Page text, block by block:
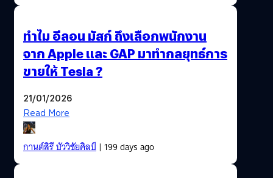
ทำไม อีลอน มัสก์ ถึงเลือกพนักงาน
จาก Apple และ GAP มาทำกลยุทธ์การ
ขายให้ Tesla ?
21/01/2026
Read More
กานต์สิรี บัววิชัยศิลป์| 199 days ago